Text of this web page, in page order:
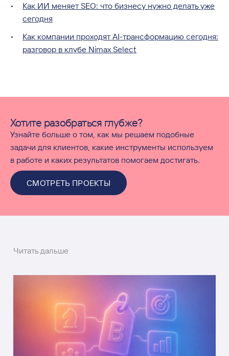
Как ИИ меняет SEO: что бизнесу нужно делать уже
сегодня
Как компании проходят AI-трансформацию сегодня:
разговор в клубе Nimax Select
Хотите разобраться глубже?
Узнайте больше о том, как мы решаем подобные
задачи для клиентов, какие инструменты используем
в работе и каких результатов помогаем достигать.
СМОТРЕТЬ ПРОЕКТЫ
Читать дальше